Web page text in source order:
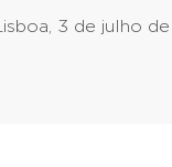
Lisboa, 3 de julho